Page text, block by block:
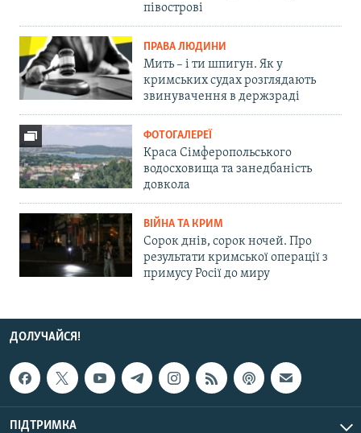
півострові
ПРАВА ЛЮДИНИ
Мить – і ти шпигун. Як у
кримських судах розглядають
звинувачення в держзраді
ФОТОГАЛЕРЕЇ
Краса Сімферопольського
водосховища та занедбаність
довкола
ВІЙНА ТА КРИМ
Сорок днів, сорок ночей. Про
результати кримської операції з
примусу Росії до миру
ДОЛУЧАЙСЯ!
ПІДТРИМКА